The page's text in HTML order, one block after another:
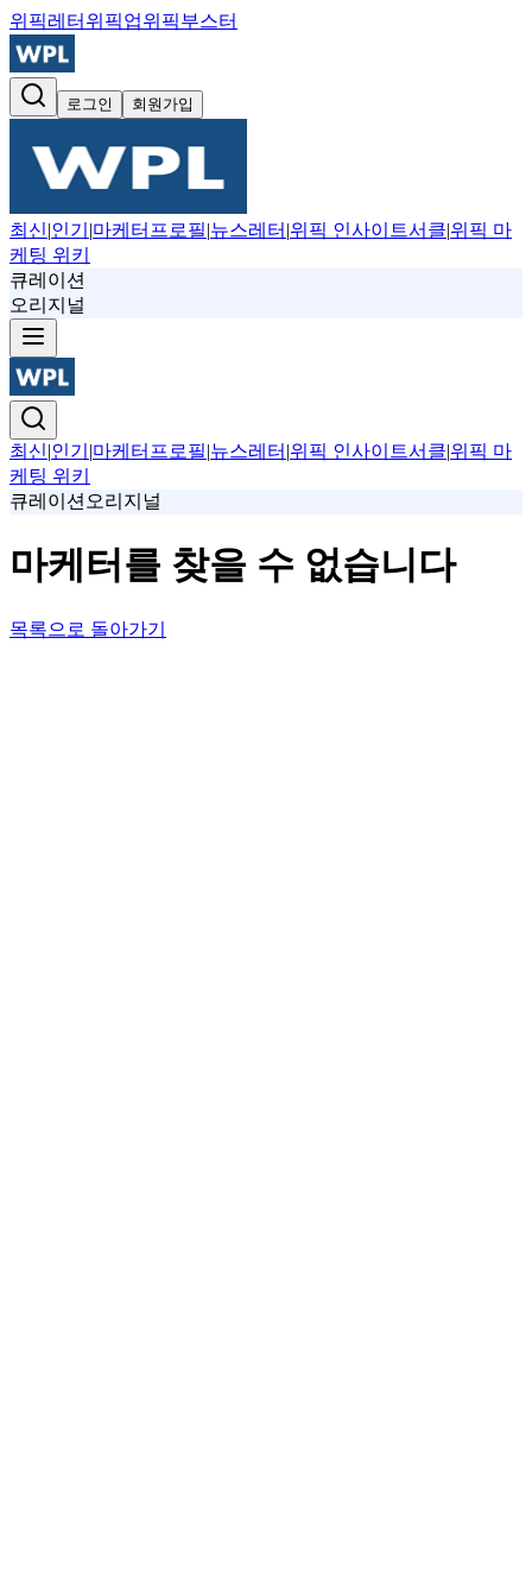
위픽레터 위픽업위픽부스터
로그인 회원가입
최신|인기 |마케터프로필|뉴스레터 |위픽 인사이트서클|위픽 마
케팅 위키
큐레이션
오리지널
최신|인기 |마케터프로필|뉴스레터 |위픽 인사이트서클|위픽 마
케팅 위키
큐레이션 오리지널
마케터를 찾을 수 없습니다
목록으로 돌아가기